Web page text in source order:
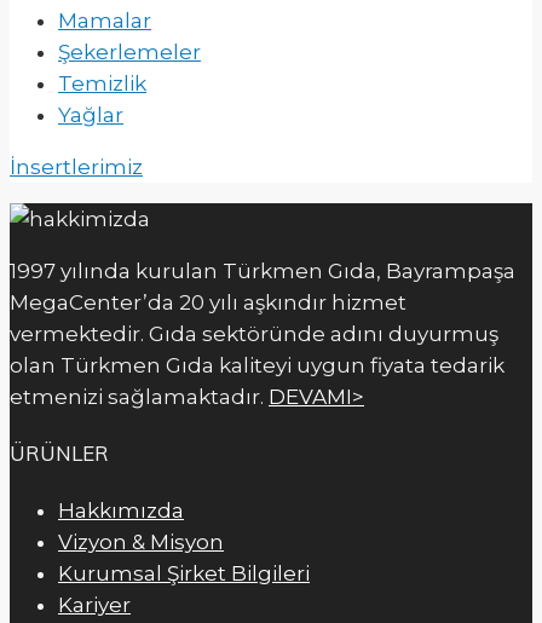
Mamalar
Şekerlemeler
Temizlik
Yağlar
İnsertlerimiz
1997 yılında kurulan Türkmen Gıda, Bayrampaşa
MegaCenter’da 20 yılı aşkındır hizmet
vermektedir. Gıda sektöründe adını duyurmuş
olan Türkmen Gıda kaliteyi uygun fiyata tedarik
etmenizi sağlamaktadır. DEVAMI>
ÜRÜNLER
Hakkımızda
Vizyon & Misyon
Kurumsal Şirket Bilgileri
Kariyer